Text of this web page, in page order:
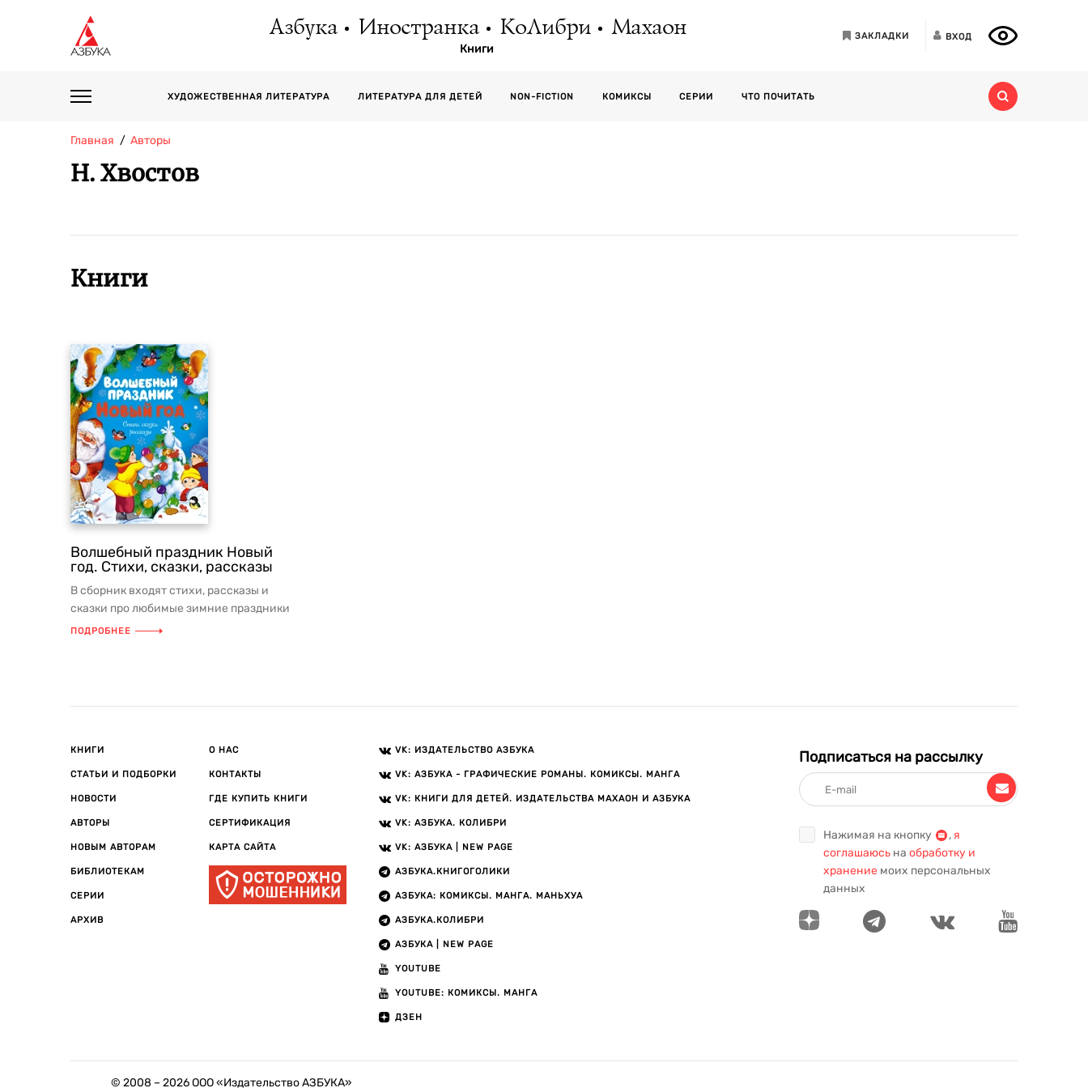
Азбука Иностранка КоЛибри Махаон
Книги
ЗАКЛАДКИ ВХОД
ХУДОЖЕСТВЕННАЯ ЛИТЕРАТУРА ЛИТЕРАТУРА ДЛЯ ДЕТЕЙ NON-FICTION КОМИКСЫ СЕРИИ ЧТО ПОЧИТАТЬ
Главная Авторы
Н. Хвостов
Книги
Волшебный праздник Новый
год. Стихи, сказки, рассказы
В сборник входят стихи, рассказы и
сказки про любимые зимние праздники
– Новый год и Рождество. По т...
ПОДРОБНЕЕ
КНИГИ
СТАТЬИ И ПОДБОРКИ
НОВОСТИ
АВТОРЫ
НОВЫМ АВТОРАМ
БИБЛИОТЕКАМ
СЕРИИ
АРХИВ
О НАС
КОНТАКТЫ
ГДЕ КУПИТЬ КНИГИ
СЕРТИФИКАЦИЯ
КАРТА САЙТА
VK: ИЗДАТЕЛЬСТВО АЗБУКА
VK: АЗБУКА - ГРАФИЧЕСКИЕ РОМАНЫ. КОМИКСЫ. МАНГА
VK: КНИГИ ДЛЯ ДЕТЕЙ. ИЗДАТЕЛЬСТВА МАХАОН И АЗБУКА
VK: АЗБУКА. КОЛИБРИ
VK: АЗБУКА | NEW PAGE
АЗБУКА.КНИГОГОЛИКИ
АЗБУКА: КОМИКСЫ. МАНГА. МАНЬХУА
АЗБУКА.КОЛИБРИ
АЗБУКА | NEW PAGE
YOUTUBE
YOUTUBE: КОМИКСЫ. МАНГА
ДЗЕН
Подписаться на рассылку
Нажимая на кнопку , я
соглашаюсь на обработку и
хранение моих персональных
данных
© 2008 – 2026ООО «Издательство АЗБУКА»